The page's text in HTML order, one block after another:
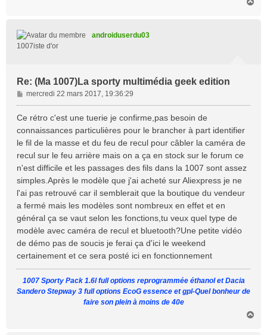
androiduserdu03
1007iste d'or
Re: (Ma 1007)La sporty multimédia geek edition
M
e
s
g
e
mercredi 22 mars 2017, 19:36:29
Ce rétro c'est une tuerie je confirme,pas besoin de
connaissances particulières pour le brancher à part identifier
le fil de la masse et du feu de recul pour câbler la caméra de
recul sur le feu arrière mais on a ça en stock sur le forum ce
n'est difficile et les passages des fils dans la 1007 sont assez
simples.Après le modèle que j'ai acheté sur Aliexpress je ne
l'ai pas retrouvé car il semblerait que la boutique du vendeur
a fermé mais les modèles sont nombreux en effet et en
général ça se vaut selon les fonctions,tu veux quel type de
modèle avec caméra de recul et bluetooth?Une petite vidéo
de démo pas de soucis je ferai ça d'ici le weekend
certainement et ce sera posté ici en fonctionnement
1007 Sporty Pack 1.6l full options reprogrammée éthanol et Dacia
Sandero Stepway 3 full options EcoG essence et gpl-Quel bonheur de
faire son plein à moins de 40e